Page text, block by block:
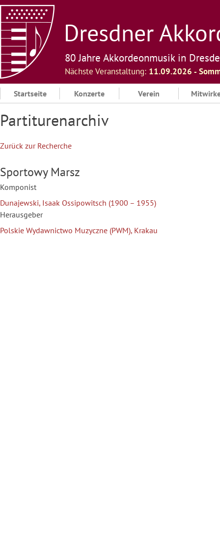
Skip
to
content
Dresdner
80 Jahre Akkordeonmusik in
Nächste Veranstaltung: 11.09.2026 ‐
Startseite Konzerte Verein
Partiturenarchiv
Zurück zur Recherche
Sportowy Marsz
Komponist
Dunajewski, Isaak Ossipowitsch (1900 – 1955)
Herausgeber
Polskie Wydawnictwo Muzyczne (PWM), Krakau